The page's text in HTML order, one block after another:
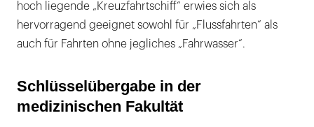
hoch liegende „Kreuzfahrtschiff“ erwies sich als
hervorragend geeignet sowohl für „Flussfahrten“ als
auch für Fahrten ohne jegliches „Fahrwasser“.
Schlüsselübergabe in der
medizinischen Fakultät